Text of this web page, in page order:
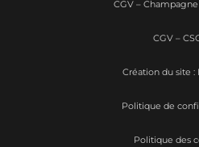
CGV –
CGV –
Politique de
Politique des
Création du site :